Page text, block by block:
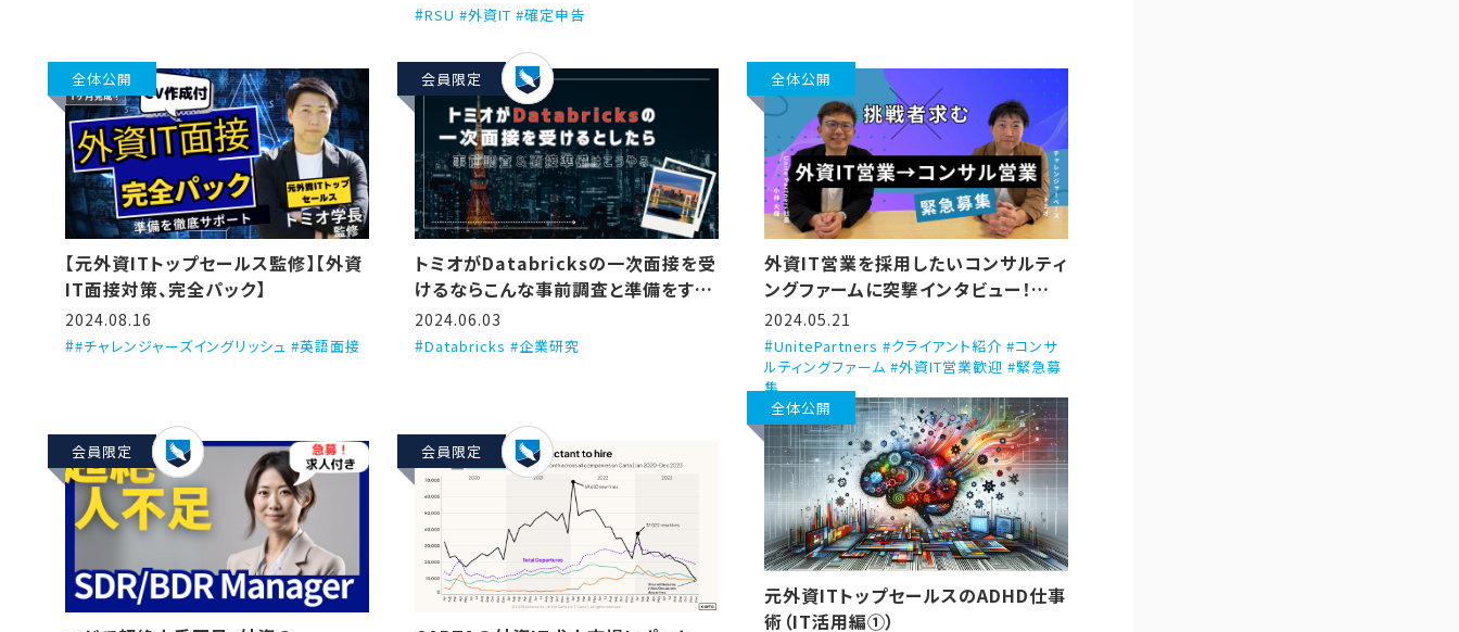
RSU #外資IT #確定申告
全体公開
【元外資ITトップセールス監修】【外資
IT面接対策、完全パック】
2024.08.16
#チャレンジャーズイングリッシュ #英語面接
会員限定
トミオがDatabricksの一次面接を受
けるならこんな事前調査と準備をす
る、という話
2024.06.03
Databricks #企業研究
全体公開
外資IT営業を採用したいコンサルティ
ングファームに突撃インタビュー！
（Unite Partners）
2024.05.21
UnitePartners #クライアント紹介 #コンサ
ルティングファーム #外資IT営業歓迎 #緊急募
集
会員限定 会員限定
全体公開
元外資ITトップセールスのADHD仕事
術（IT活用編①）